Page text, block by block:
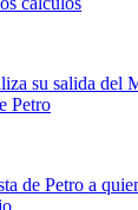
su salida del
Petro
de Petro a